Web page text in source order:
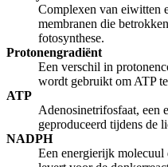
Complexen van eiwitten
membranen die
fotosynthese.
Protonengradiënt
Een verschil in
wordt gebruikt om ATP
ATP
Adenosinetrifosfaat, een
geproduceerd tijdens de
NADPH
Een energierijk molecuul